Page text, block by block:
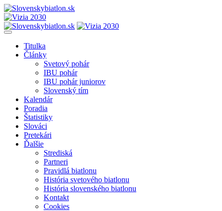
Titulka
Články
Svetový pohár
IBU pohár
IBU pohár juniorov
Slovenský tím
Kalendár
Poradia
Štatistiky
Slováci
Pretekári
Ďalšie
Strediská
Partneri
Pravidlá biatlonu
História svetového biatlonu
História slovenského biatlonu
Kontakt
Cookies